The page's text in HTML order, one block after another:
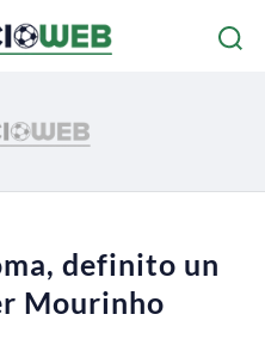
definito un
Mourinho